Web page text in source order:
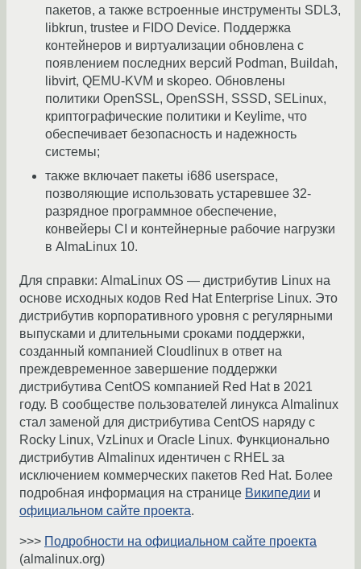
пакетов, а также встроенные инструменты SDL3,
libkrun, trustee и FIDO Device. Поддержка
контейнеров и виртуализации обновлена с
появлением последних версий Podman, Buildah,
libvirt, QEMU-KVM и skopeo. Обновлены
политики OpenSSL, OpenSSH, SSSD, SELinux,
криптографические политики и Keylime, что
обеспечивает безопасность и надежность
системы;
также включает пакеты i686 userspace,
позволяющие использовать устаревшее 32-
разрядное программное обеспечение,
конвейеры CI и контейнерные рабочие нагрузки
в AlmaLinux 10.
Для справки: AlmaLinux OS — дистрибутив Linux на
основе исходных кодов Red Hat Enterprise Linux. Это
дистрибутив корпоративного уровня с регулярными
выпусками и длительными сроками поддержки,
созданный компанией Cloudlinux в ответ на
преждевременное завершение поддержки
дистрибутива CentOS компанией Red Hat в 2021
году. В сообществе пользователей линукса Almalinux
стал заменой для дистрибутива CentOS наряду с
Rocky Linux, VzLinux и Oracle Linux. Функционально
дистрибутив Almalinux идентичен с RHEL за
исключением коммерческих пакетов Red Hat. Более
подробная информация на странице Википедии и
официальном сайте проекта.
>>> Подробности на официальном сайте проекта
(almalinux.org)